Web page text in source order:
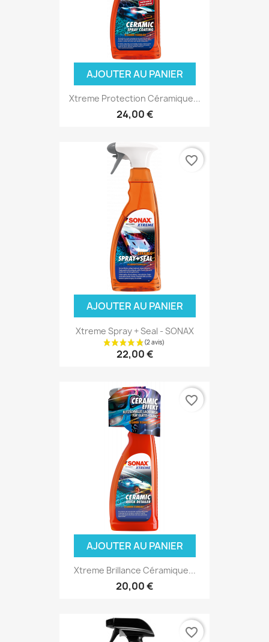
AJOUTER AU PANIER
Xtreme Protection Céramique...
24,00 €
AJOUTER AU PANIER
Xtreme Spray + Seal - SONAX
22,00 €
favorite_border
AJOUTER AU PANIER
Xtreme Brillance Céramique...
20,00 €
favorite_border
favorite_border